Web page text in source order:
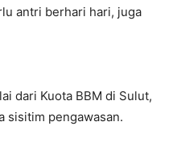
antri berhari hari, juga
dari Kuota BBM di Sulut,
sisitim pengawasan.